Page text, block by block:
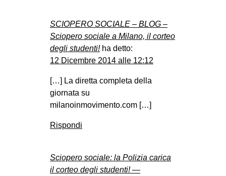
SCIOPERO SOCIALE – BLOG –
Sciopero sociale a Milano, il corteo
degli studenti! ha detto:
12 Dicembre 2014 alle 12:12
[…] La diretta completa della
giornata su
milanoinmovimento.com […]
Rispondi
Sciopero sociale: la Polizia carica
il corteo degli studenti! —